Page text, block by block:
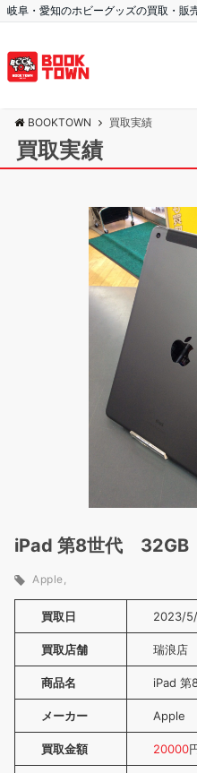
岐阜・愛知のホビーグッズの買取・販
BOOKTOWN 買取実績
買取実績
iPad 第8世代 32GB
Apple
買取日 2023/
買取店舗 瑞浪店
商品名 iPad
メーカー Apple
買取金額 20000